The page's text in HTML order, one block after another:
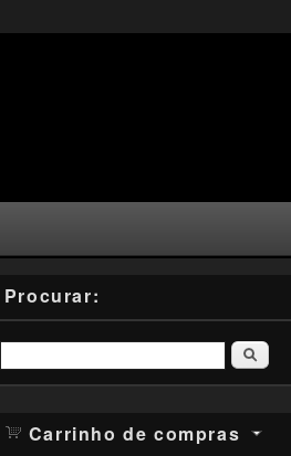
Procurar:
Pesquisar
Carrinho de compras